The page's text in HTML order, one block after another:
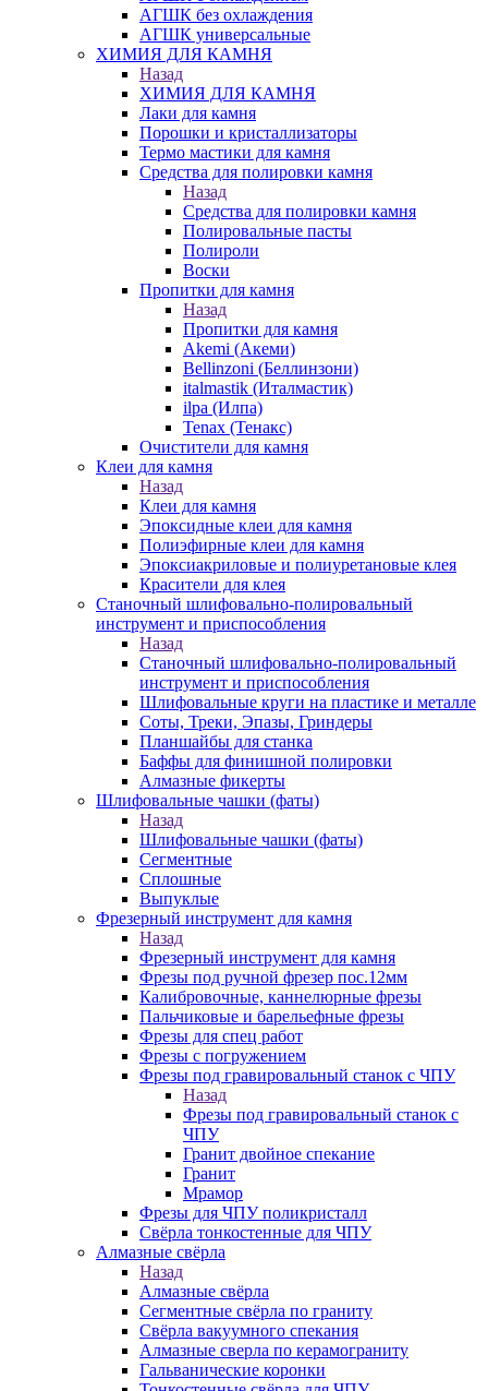
АГШК без охлаждения
АГШК универсальные
ХИМИЯ ДЛЯ КАМНЯ
Назад
ХИМИЯ ДЛЯ КАМНЯ
Лаки для камня
Порошки и кристаллизаторы
Термо мастики для камня
Средства для полировки камня
Назад
Средства для полировки камня
Полировальные пасты
Полироли
Воски
Пропитки для камня
Назад
Пропитки для камня
Akemi (Акеми)
Bellinzoni (Беллинзони)
italmastik (Италмастик)
ilpa (Илпа)
Tenax (Тенакс)
Очистители для камня
Клеи для камня
Назад
Клеи для камня
Эпоксидные клеи для камня
Полиэфирные клеи для камня
Эпоксиакриловые и полиуретановые клея
Красители для клея
Станочный шлифовально-полировальный
инструмент и приспособления
Назад
Станочный шлифовально-полировальный
инструмент и приспособления
Шлифовальные круги на пластике и металле
Соты, Треки, Эпазы, Гриндеры
Планшайбы для станка
Баффы для финишной полировки
Алмазные фикерты
Шлифовальные чашки (фаты)
Назад
Шлифовальные чашки (фаты)
Сегментные
Сплошные
Выпуклые
Фрезерный инструмент для камня
Назад
Фрезерный инструмент для камня
Фрезы под ручной фрезер пос.12мм
Калибровочные, каннелюрные фрезы
Пальчиковые и барельефные фрезы
Фрезы для спец работ
Фрезы с погружением
Фрезы под гравировальный станок с ЧПУ
Назад
Фрезы под гравировальный станок с
ЧПУ
Гранит двойное спекание
Гранит
Мрамор
Фрезы для ЧПУ поликристалл
Свёрла тонкостенные для ЧПУ
Алмазные свёрла
Назад
Алмазные свёрла
Сегментные свёрла по граниту
Свёрла вакуумного спекания
Алмазные сверла по керамограниту
Гальванические коронки